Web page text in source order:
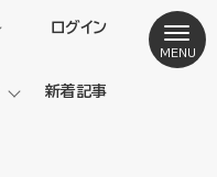
ログイン
新着記事